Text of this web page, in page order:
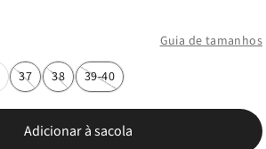
Guia de tamanhos
37 38 39-40
Adicionar à sacola